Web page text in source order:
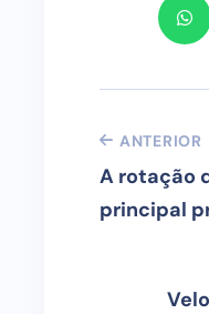
ANTERIOR
A rotação
principal